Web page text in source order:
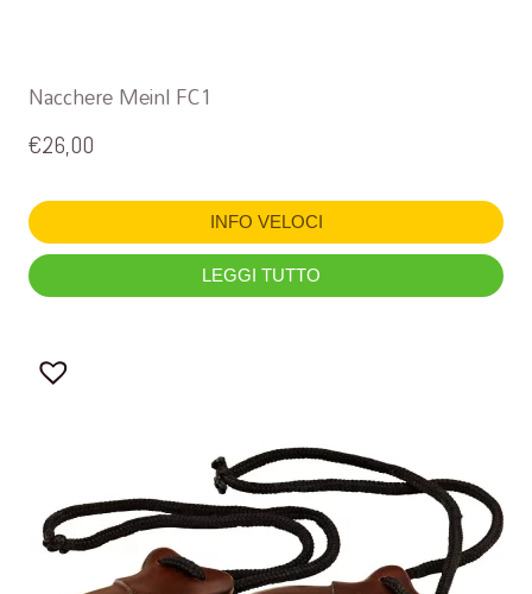
Nacchere Meinl FC1
€26,00
INFO VELOCI
LEGGI TUTTO